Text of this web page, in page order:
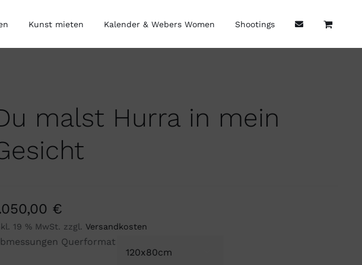
Kunst mieten Kalender & Webers Women Shootings
malst Hurra in mein
€
19 % MwSt. zzgl. Versandkosten
Querformat